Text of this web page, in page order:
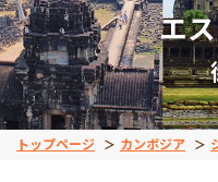
トップページ カンボジア
エ
マから現地ツアーを探す
遺産
アからお役立ち情報を探